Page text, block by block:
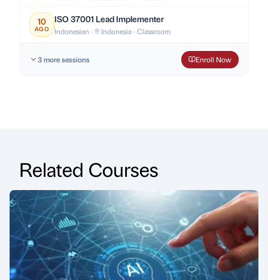
10
AGO
ISO 37001 Lead Implementer
Indonesian · Indonesia · Classroom
3 more sessions Enroll Now
Related Courses